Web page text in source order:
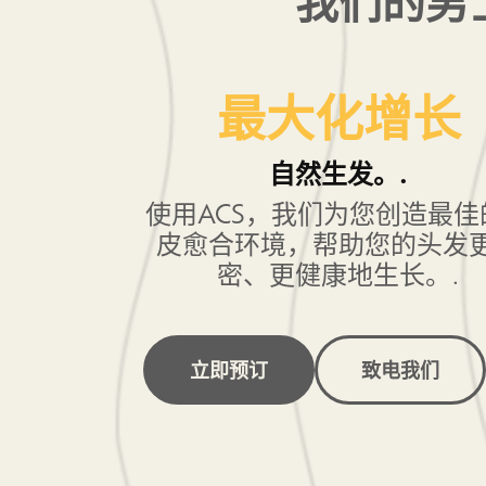
最大化增长
自然生发。.
使用ACS，我们为您创造最
皮愈合环境，帮助您的头发
密、更健康地生长。.
立即预订 致电我们